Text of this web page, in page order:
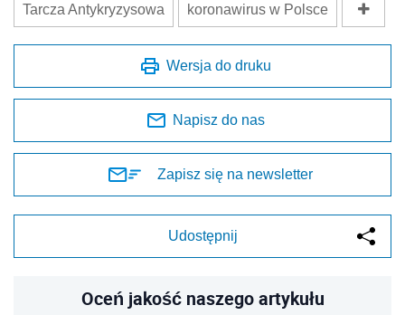
Tarcza Antykryzysowa koronawirus w Polsce
Wersja do druku
Napisz do nas
Zapisz się na newsletter
Udostępnij
Oceń jakość naszego artykułu